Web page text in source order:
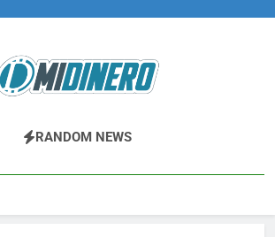
Midinero.co
Fintech, Criptomonedas
RANDOM NEWS